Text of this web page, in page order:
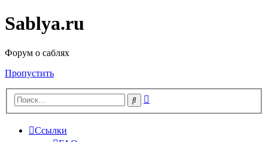
Sablya.ru
Форум о саблях
Пропустить
Поиск
Ссылки